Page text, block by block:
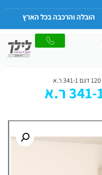
הובלה והרכבה בכל הארץ